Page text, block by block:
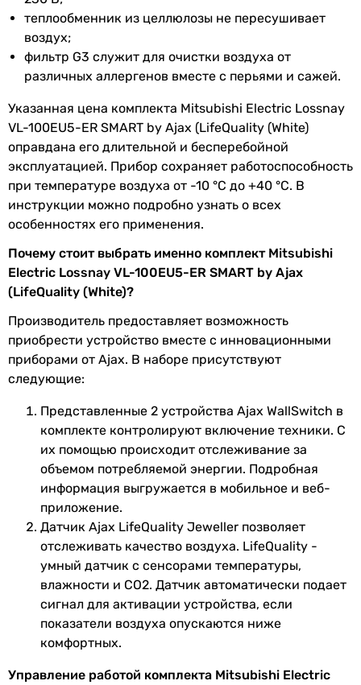
Максимальная
температура
40 °C
Эффективность
тепла
73 %, 80 %
Электропитание 230 В
Потребляемая
мощность
13 Вт, 30 Вт
Схема
воздуха
Комплектация
инструкция по эксплуатации,
Mitsubishi Electric Lossnay VL-
100EU5-ER, датчик качества
воздуха Ajax LifeQuality
Jeweller, реле Ajax WallSwitch
2шт
Тип привода
внутренней
заслонки
ручная заслонка
Производство Япония
Назначение
теплообменник из целлюлозы не пересушивает
воздух;
фильтр G3 служит для очистки воздуха от
различных аллергенов вместе с перьями и сажей.
Указанная цена комплекта Mitsubishi Electric Lossnay
VL-100EU5-ER SMART by Ajax (LifeQuality (White)
оправдана его длительной и бесперебойной
эксплуатацией. Прибор сохраняет работоспособность
при температуре воздуха от -10 °C до +40 °C. В
инструкции можно подробно узнать о всех
особенностях его применения.
Почему стоит выбрать именно комплект Mitsubishi
Electric Lossnay VL-100EU5-ER SMART by Ajax
(LifeQuality (White)?
Производитель предоставляет возможность
приобрести устройство вместе с инновационными
приборами от Ajax. В наборе присутствуют
следующие:
Представленные 2 устройства Ajax WallSwitch в
комплекте контролируют включение техники. С
их помощью происходит отслеживание за
объемом потребляемой энергии. Подробная
информация выгружается в мобильное и веб-
приложение.
Датчик Ajax LifeQuality Jeweller позволяет
отслеживать качество воздуха. LifeQuality -
умный датчик с сенсорами температуры,
влажности и CO2. Датчик автоматически подает
сигнал для активации устройства, если
показатели воздуха опускаются ниже
комфортных.
Управление работой комплекта Mitsubishi Electric